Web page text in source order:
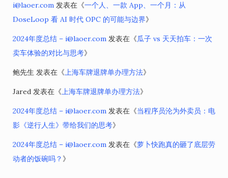
i@laoer.com 发表在《一个人、一款 App、一个月：从
DoseLoop 看 AI 时代 OPC 的可能与边界》
2024年度总结 – i@laoer.com 发表在《瓜子 vs 天天拍车：一次
卖车体验的对比与思考》
鲍先生 发表在《上海车牌退牌单办理方法》
Jared 发表在《上海车牌退牌单办理方法》
2024年度总结 – i@laoer.com 发表在《当程序员沦为外卖员：电
影《逆行人生》带给我们的思考》
2024年度总结 – i@laoer.com 发表在《萝卜快跑真的砸了底层劳
动者的饭碗吗？ 》